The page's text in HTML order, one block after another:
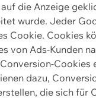
die Anzeige
wurde. Jeder
Cookie. Cookies
von Ads-Kunden
Cookies
dazu,
die sich für